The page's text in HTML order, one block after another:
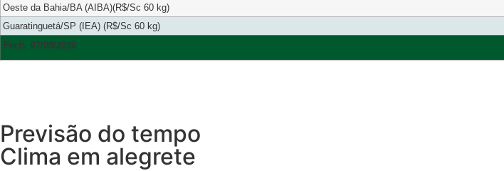
Oeste da Bahia/BA (AIBA)(R$/Sc 60 kg)
Guaratinguetá/SP (IEA) (R$/Sc 60 kg)
Fech. 07/08/2026
Previsão do tempo
Clima em alegrete